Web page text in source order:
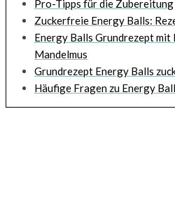
Pro-Tipps für die Zubereitung
Zuckerfreie Energy Balls:
Energy Balls Grundrezept mit
Mandelmus
Grundrezept Energy Balls
Häufige Fragen zu Energy